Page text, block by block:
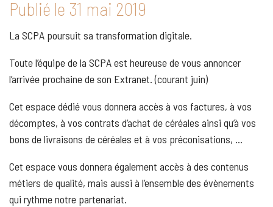
Publié le 31 mai 2019
La SCPA poursuit sa transformation digitale.
Toute l’équipe de la SCPA est heureuse de vous annoncer
l’arrivée prochaine de son Extranet. (courant juin)
Cet espace dédié vous donnera accès à vos factures, à vos
décomptes, à vos contrats d’achat de céréales ainsi qu’à vos
bons de livraisons de céréales et à vos préconisations, …
Cet espace vous donnera également accès à des contenus
métiers de qualité, mais aussi à l’ensemble des évènements
qui rythme notre partenariat.